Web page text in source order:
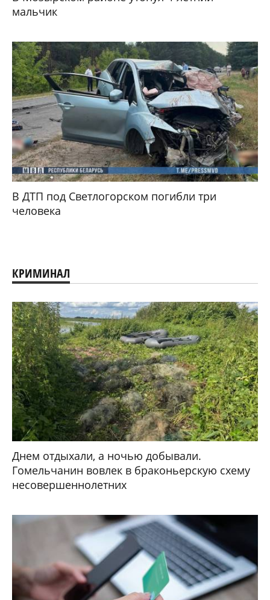
мальчик
В ДТП под Светлогорском погибли три
человека
КРИМИНАЛ
Днем отдыхали, а ночью добывали.
Гомельчанин вовлек в браконьерскую схему
несовершеннолетних